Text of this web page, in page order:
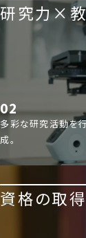
研究力×
02
多彩な研究活動を
成。
資格の取